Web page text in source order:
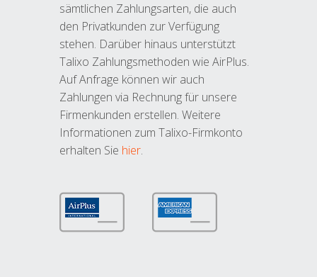
sämtlichen Zahlungsarten, die auch
den Privatkunden zur Verfügung
stehen. Darüber hinaus unterstützt
Talixo Zahlungsmethoden wie AirPlus.
Auf Anfrage können wir auch
Zahlungen via Rechnung für unsere
Firmenkunden erstellen. Weitere
Informationen zum Talixo-Firmkonto
erhalten Sie hier.